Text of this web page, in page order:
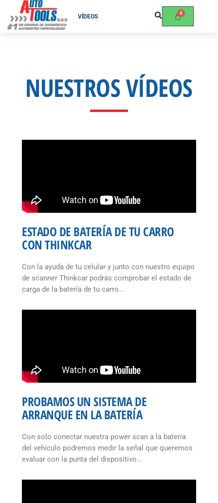
VÍDEOS
NUESTROS VÍDEOS
ESTADO DE BATERÍA DE TU CARRO
CON THINKCAR
Con la ayuda de tu celular y junto con nuestro equipo
de scanner Thinkcar podrás comprobar el estado de
carga de la batería de tu carro…
PROBAMOS UN SISTEMA DE
ARRANQUE EN LA BATERÍA
Con solo conectar nuestra power scan a la batería
del vehículo podremos medir la señal que queremos
evaluar con la punta del dispositivo…